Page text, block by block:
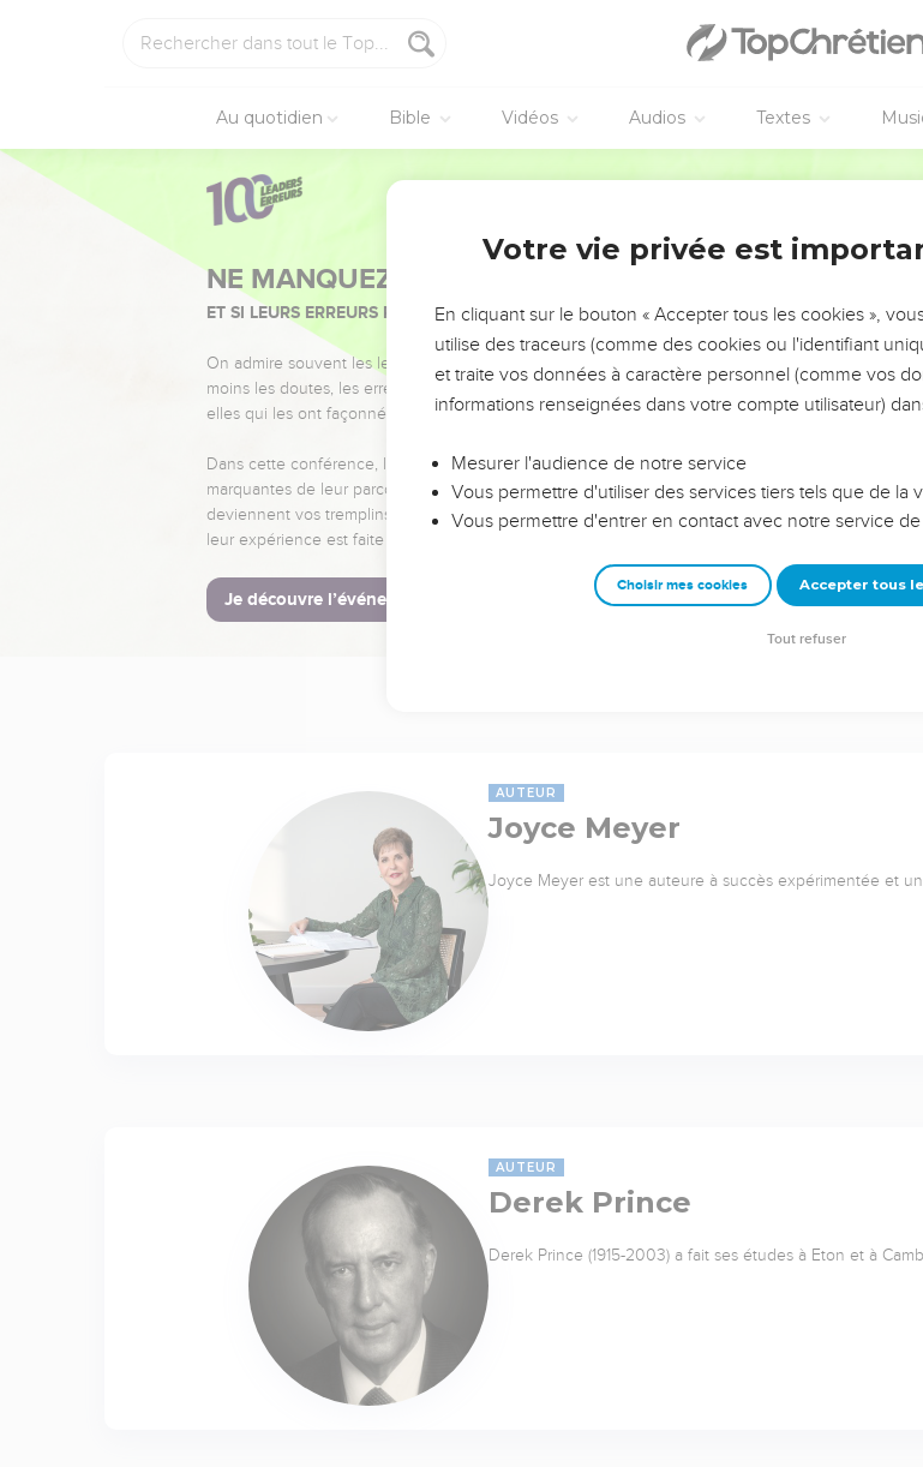
Au quotidien Bible Vidéos Audios Textes
NE MANQUEZ PAS L’ÉVÉNEMENT DE L’ANNÉE !
ET SI LEURS ERREURS POUVAIENT VOUS ÉVITER LES VOTRES ?
On admire souvent les leaders pour leurs réussites, leur impact, leur foi ou leur vision. Mais on voit
moins les doutes, les erreurs et les saisons difficiles qu'ils ont traversés, alors même que ce sont
elles qui les ont façonnés.
Dans cette conférence, leaders, entrepreneurs, et responsables reviennent sur les erreurs
marquantes de leur parcours et les clés pour avancer avec plus de sagesse afin que leurs erreurs
deviennent vos tremplins. Que vous guidiez un ministère, une équipe, un groupe ou une famille,
leur expérience est faite pour vous.
Je découvre l’événement
AUTEUR
Joyce Meyer
Joyce Meyer est une auteure à succès expérimentée et
AUTEUR
Derek Prince
Derek Prince (1915-2003) a fait ses études à Eton et à
Votre vie privée est
En cliquant sur le bouton « Accepter tous les cookies »,
utilise des traceurs (comme des cookies ou l'identifiant
et traite vos données à caractère personnel (comme vos
informations renseignées dans votre compte utilisateur)
Mesurer l'audience de notre service
Vous permettre d'utiliser des services tiers tels que de la
Vous permettre d'entrer en contact avec notre service
Choisir mes cookies Accepter tous
Tout refuser